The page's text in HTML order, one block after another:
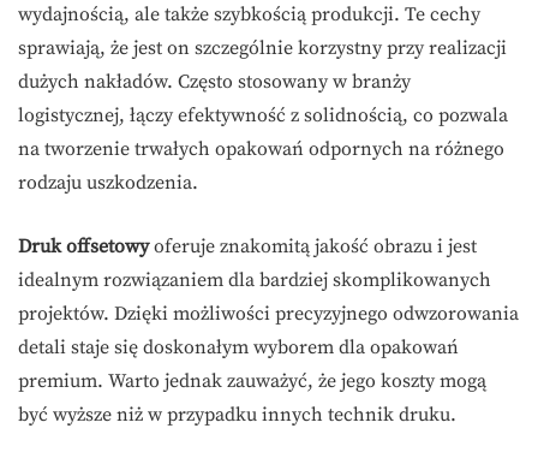
wydajnością, ale także szybkością produkcji. Te cechy
sprawiają, że jest on szczególnie korzystny przy realizacji
dużych nakładów. Często stosowany w branży
logistycznej, łączy efektywność z solidnością, co pozwala
na tworzenie trwałych opakowań odpornych na różnego
rodzaju uszkodzenia.
Druk offsetowyoferuje znakomitą jakość obrazu i jest
idealnym rozwiązaniem dla bardziej skomplikowanych
projektów. Dzięki możliwości precyzyjnego odwzorowania
detali staje się doskonałym wyborem dla opakowań
premium. Warto jednak zauważyć, że jego koszty mogą
być wyższe niż w przypadku innych technik druku.